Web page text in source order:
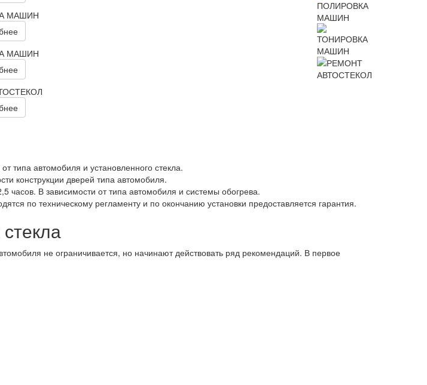
МАШИН
МАШИН
типа автомобиля и установленного стекла.
конструкции дверей типа автомобиля.
часов. В зависимости от типа автомобиля и системы обогрева.
по техническому регламенту и по окончанию установки предоставляется гарантия.
не ограничивается, но начинают действовать ряд рекомендаций. В первое